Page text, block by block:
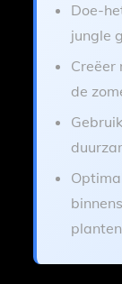
Doe-
jungle
Creëer
de